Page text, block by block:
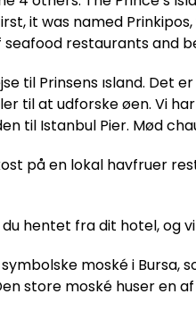
it was named
seafood restaurants and
til Prinsens ısland.
til at udforske øen. Vi
til Istanbul Pier. Mød
på en lokal havfruer
hentet fra dit hotel, og vi
moské i Bursa,
store moské huser en